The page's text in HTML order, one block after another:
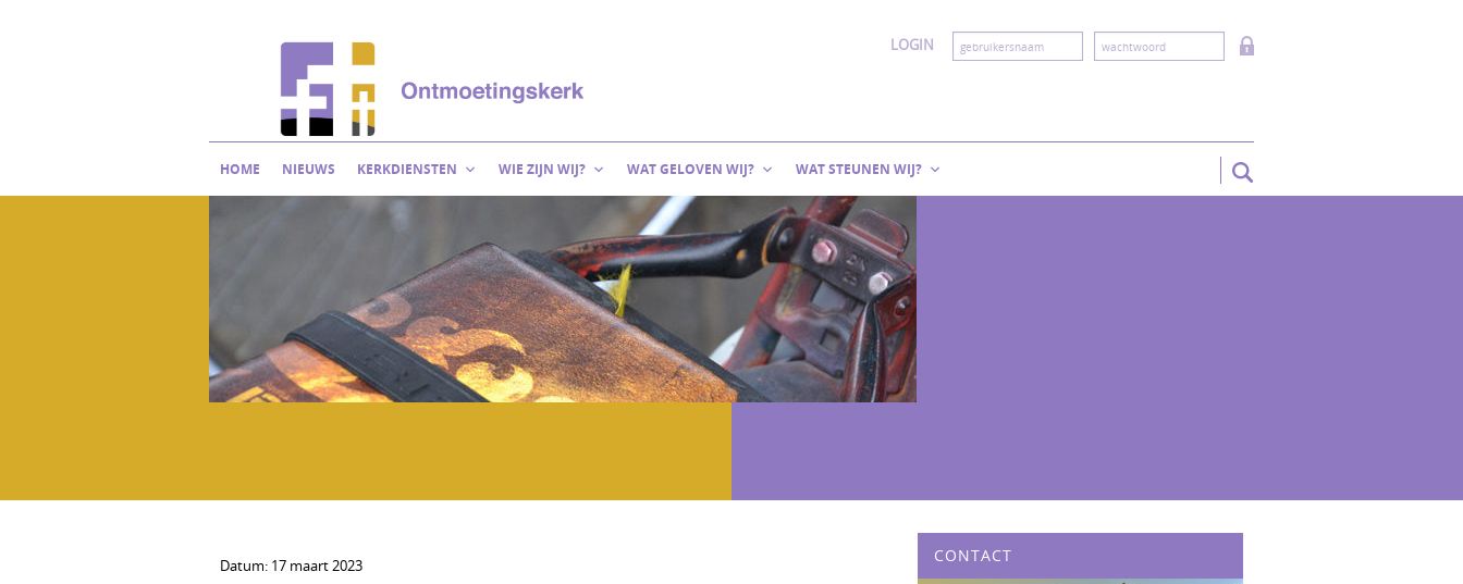
LOGIN
HOME NIEUWS KERKDIENSTEN WIE ZIJN WIJ? WAT GELOVEN WIJ? WAT STEUNEN WIJ?
Datum: 17 maart 2023 CONTACT